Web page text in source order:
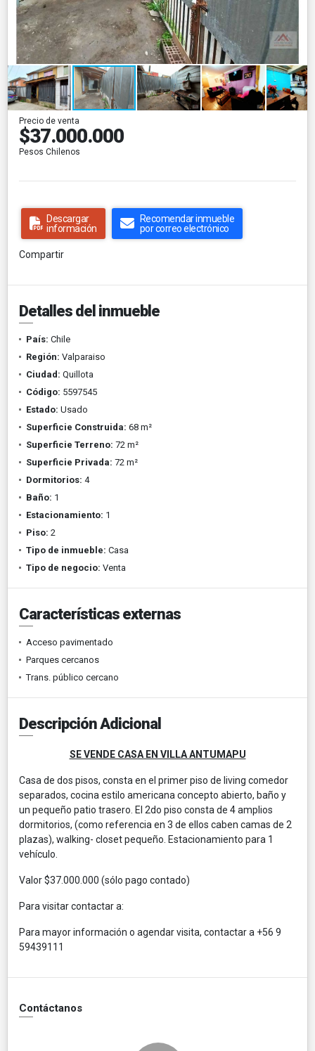
Precio de venta
$37.000.000
Pesos Chilenos
Descargar
información
Recomendar inmueble
por correo electrónico
Compartir
Detalles del inmueble
País: Chile
Región: Valparaiso
Ciudad: Quillota
Código: 5597545
Estado: Usado
Superficie Construida: 68 m²
Superficie Terreno: 72 m²
Superficie Privada: 72 m²
Dormitorios: 4
Baño: 1
Estacionamiento: 1
Piso: 2
Tipo de inmueble: Casa
Tipo de negocio: Venta
Características externas
Acceso pavimentado
Parques cercanos
Trans. público cercano
Descripción Adicional
SE VENDE CASA EN VILLA ANTUMAPU
Casa de dos pisos, consta en el primer piso de living comedor
separados, cocina estilo americana concepto abierto, baño y
un pequeño patio trasero. El 2do piso consta de 4 amplios
dormitorios, (como referencia en 3 de ellos caben camas de 2
plazas), walking- closet pequeño. Estacionamiento para 1
vehículo.
Valor $37.000.000 (sólo pago contado)
Para visitar contactar a:
Para mayor información o agendar visita, contactar a +56 9
59439111
Contáctanos